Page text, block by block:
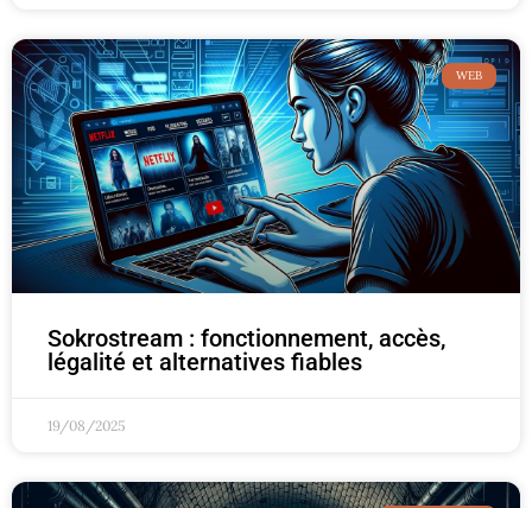
WEB
Sokrostream : fonctionnement, accès,
légalité et alternatives fiables
19/08/2025